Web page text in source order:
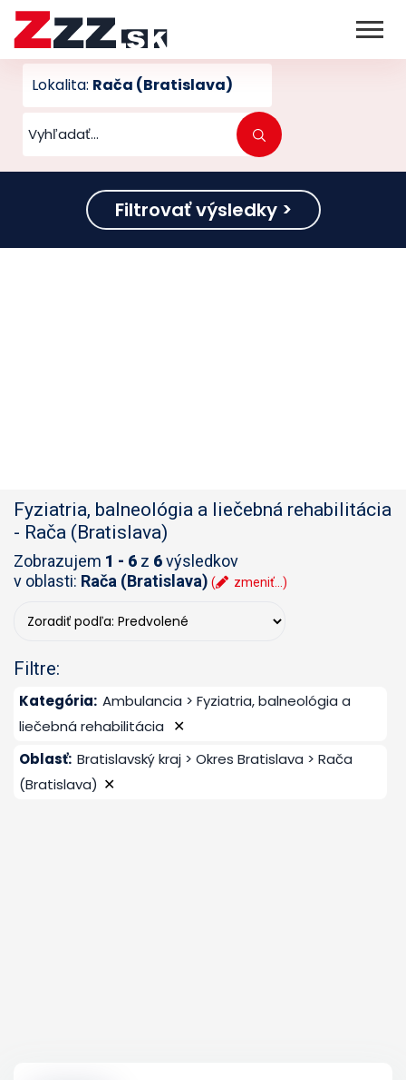
Lokalita: Rača (Bratislava)
Filtrovať výsledky >
Fyziatria, balneológia a liečebná rehabilitácia
- Rača (Bratislava)
Zobrazujem 1 - 6 z 6výsledkov
v oblasti: Rača (Bratislava) ( zmeniť...)
Filtre:
Kategória: Ambulancia > Fyziatria, balneológia a
liečebná rehabilitácia
✕
Oblasť: Bratislavský kraj > Okres Bratislava > Rača
(Bratislava) ✕